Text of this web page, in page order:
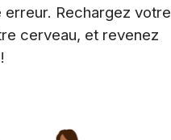
Rechargez votre
cerveau, et revenez